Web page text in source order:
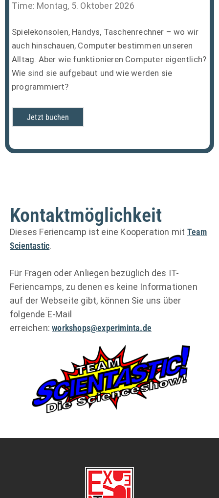
Time: Montag, 5. Oktober 2026
Spielekonsolen, Handys, Taschenrechner – wo wir
auch hinschauen, Computer bestimmen unseren
Alltag. Aber wie funktionieren Computer eigentlich?
Wie sind sie aufgebaut und wie werden sie
programmiert?
Jetzt buchen
Kontaktmöglichkeit
Dieses Feriencamp ist eine Kooperation mit Team
Scientastic.
Für Fragen oder Anliegen bezüglich des IT-
Feriencamps, zu denen es keine Informationen
auf der Webseite gibt, können Sie uns über
folgende E-Mail
erreichen:workshops@experiminta.de